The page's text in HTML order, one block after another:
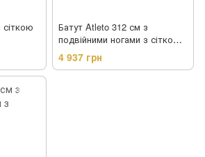
Батут Atleto 312 см з
подвійними ногами з сіткою
(104408)
4 937 грн